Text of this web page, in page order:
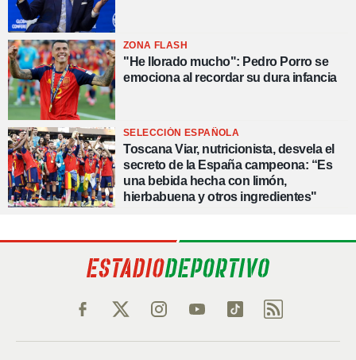
ZONA FLASH
"He llorado mucho": Pedro Porro se
emociona al recordar su dura infancia
SELECCIÓN ESPAÑOLA
Toscana Viar, nutricionista, desvela el
secreto de la España campeona: “Es
una bebida hecha con limón,
hierbabuena y otros ingredientes"